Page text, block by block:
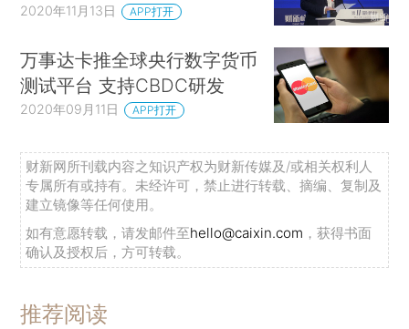
2020年11月13日 APP打开
万事达卡推全球央行数字货币
测试平台 支持CBDC研发
2020年09月11日 APP打开
财新网所刊载内容之知识产权为财新传媒及/或相关权利人
专属所有或持有。未经许可，禁止进行转载、摘编、复制及
建立镜像等任何使用。
如有意愿转载，请发邮件至hello@caixin.com ，获得书面
确认及授权后，方可转载。
推荐阅读